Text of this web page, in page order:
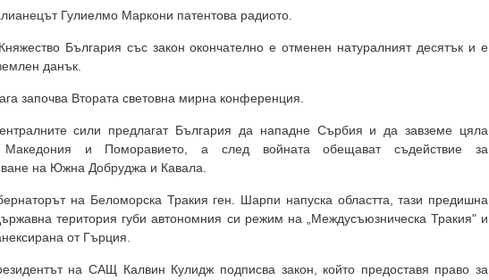
Гулиелмо Маркони патентова радиото.
България със закон окончателно е отменен натуралният десятък и е
данък.
започва Втората световна мирна конференция.
сили предлагат България да нападне Сърбия и да завземе цяла
Македония и Поморавието, а след войната обещават съдействие за
на Южна Добруджа и Кавала.
на Беломорска Тракия ген. Шарпи напуска областта, тази предишна
територия губи автономния си режим на „Междусъюзническа Тракия" и
от Гърция.
на САЩ Калвин Кулидж подписва закон, който предоставя право за